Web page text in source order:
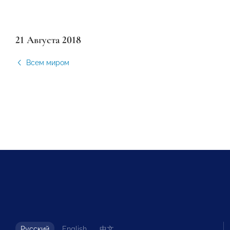
21 Августа 2018
Всем миром